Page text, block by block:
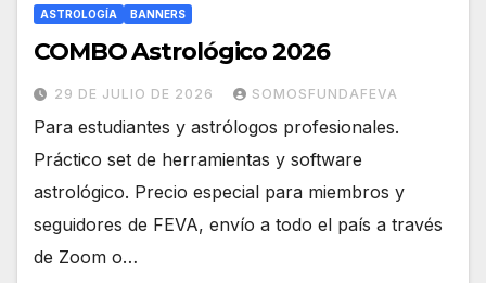
ASTROLOGÍA BANNERS
COMBO Astrológico 2026
29 DE JULIO DE 2026 SOMOSFUNDAFEVA
Para estudiantes y astrólogos profesionales.
Práctico set de herramientas y software
astrológico. Precio especial para miembros y
seguidores de FEVA, envío a todo el país a través
de Zoom o…